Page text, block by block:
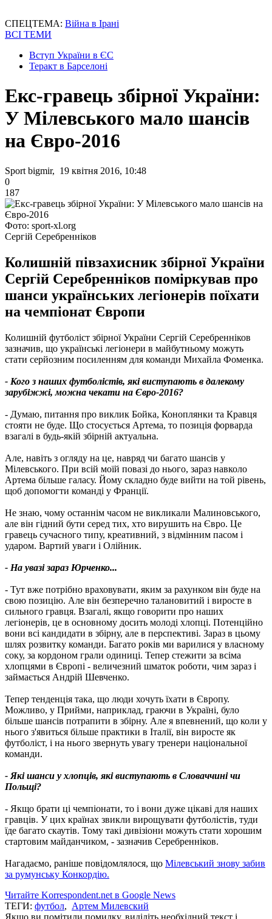
СПЕЦТЕМА: Війна в Ірані
ВСІ ТЕМИ
Вступ України в ЄС
Теракт в Барселоні
Екс-гравець збірної України:
У Мілевського мало шансів
на Євро-2016
Sport bigmir, 19 квітня 2016, 10:48
0
187
Фото: sport-xl.org
Сергій Серебренніков
Колишній півзахисник збірної України
Сергій Серебренніков поміркував про
шанси українських легіонерів поїхати
на чемпіонат Європи
Колишній футболіст збірної України Сергій Серебренніков
зазначив, що українські легіонери в майбутньому можуть
стати серйозним посиленням для команди Михайла Фоменка.
- Кого з наших футболістів, які виступають в далекому
зарубіжжі, можна чекати на Євро-2016?
- Думаю, питання про виклик Бойка, Коноплянки та Кравця
стояти не буде. Що стосується Артема, то позиція форварда
взагалі в будь-якій збірній актуальна.
Але, навіть з огляду на це, навряд чи багато шансів у
Мілевського. При всій моїй повазі до нього, зараз навколо
Артема більше галасу. Йому складно буде вийти на той рівень,
щоб допомогти команді у Франції.
Не знаю, чому останнім часом не викликали Малиновського,
але він гідний бути серед тих, хто вирушить на Євро. Це
гравець сучасного типу, креативний, з відмінним пасом і
ударом. Вартий уваги і Олійник.
- На увазі зараз Юрченко...
- Тут вже потрібно враховувати, яким за рахунком він буде на
свою позицію. Але він безперечно талановитий і виросте в
сильного гравця. Взагалі, якщо говорити про наших
легіонерів, це в основному досить молоді хлопці. Потенційно
вони всі кандидати в збірну, але в перспективі. Зараз в цьому
шлях розвитку команди. Багато років ми варилися у власному
соку, за кордоном грали одиниці. Тепер стежити за всіма
хлопцями в Європі - величезний шматок роботи, чим зараз і
займається Андрій Шевченко.
Тепер тенденція така, що люди хочуть їхати в Європу.
Можливо, у Прийми, наприклад, граючи в Україні, було
більше шансів потрапити в збірну. Але я впевнений, що коли у
нього з'явиться більше практики в Італії, він виросте як
футболіст, і на нього звернуть увагу тренери національної
команди.
- Які шанси у хлопців, які виступають в Словаччині чи
Польщі?
- Якщо брати ці чемпіонати, то і вони дуже цікаві для наших
гравців. У цих країнах звикли вирощувати футболістів, туди
їде багато скаутів. Тому такі дивізіони можуть стати хорошим
стартовим майданчиком, - зазначив Серебренніков.
Нагадаємо, раніше повідомлялося, що Мілевський знову забив
за румунську Конкордію.
Читайте Korrespondent.net в Google News
ТЕГИ: футбол, Артем Милевский
Якщо ви помітили помилку, виділіть необхідний текст і